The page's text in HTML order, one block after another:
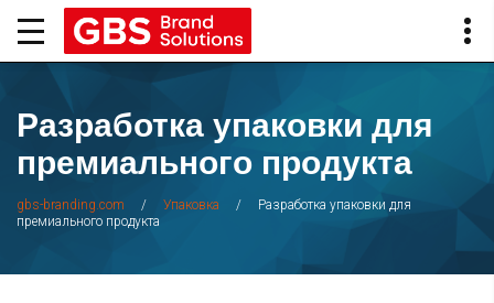
Разработка упаковки для
премиального продукта
gbs-branding.com / Упаковка /
Разработка упаковки для
премиального продукта